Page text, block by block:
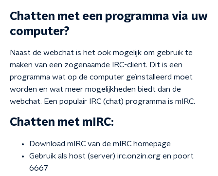
Chatten met een programma via uw
computer?
Naast de webchat is het ook mogelijk om gebruik te
maken van een zogenaamde IRC-cliënt. Dit is een
programma wat op de computer geïnstalleerd moet
worden en wat meer mogelijkheden biedt dan de
webchat. Een populair IRC (chat) programma is mIRC.
Chatten met mIRC:
Download mIRC van de mIRC homepage
Gebruik als host (server) irc.onzin.org en poort
6667